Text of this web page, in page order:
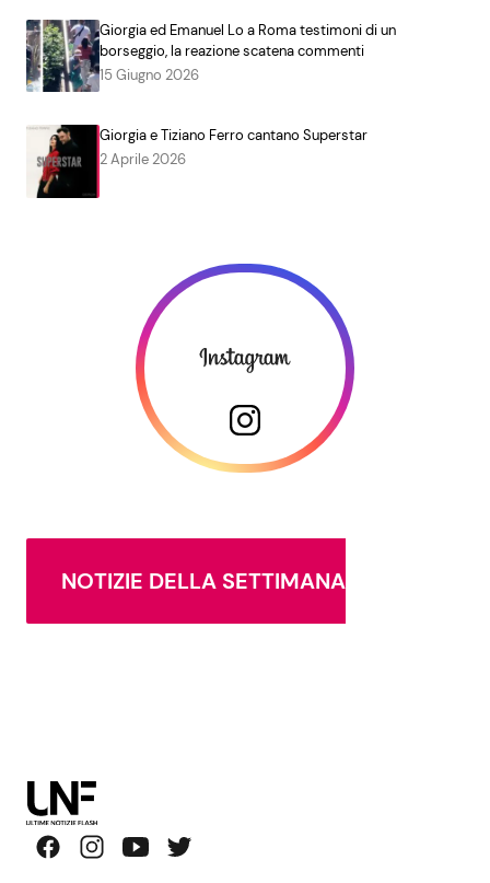
Giorgia ed Emanuel Lo a Roma testimoni di un
borseggio, la reazione scatena commenti
15 Giugno 2026
Giorgia e Tiziano Ferro cantano Superstar
2 Aprile 2026
NOTIZIE DELLA SETTIMANA